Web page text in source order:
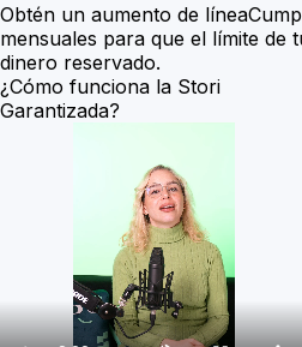
Obtén un aumento de línea
mensuales para que el límite de
dinero reservado.
¿Cómo funciona la Stori
Garantizada?